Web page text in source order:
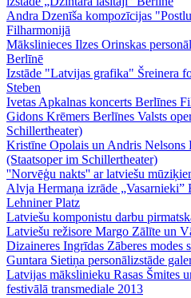
Andra Dzenīša kompozīcijas
Filharmonijā
Mākslinieces Ilzes Orinskas
Berlīnē
Izstāde "Latvijas grafika" Šreinera
Steben
Ivetas Apkalnas koncerts Berlīnes
Gidons Krēmers Berlīnes Valsts
Schillertheater)
Kristīne Opolais un Andris Nelsons
(Staatsoper im Schillertheater)
''Norvēģu nakts'' ar latviešu
Alvja Hermaņa izrāde „Vasarnieki”
Lehniner Platz
Latviešu komponistu darbu
Latviešu režisore Margo Zālīte un
Dizaineres Ingrīdas Zāberes modes
Guntara Sietiņa personālizstāde
Latvijas mākslinieku Rasas Šmites
festivālā transmediale 2013